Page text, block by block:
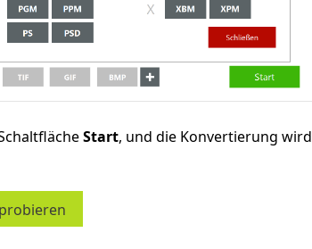
Start, und die Konvertierung wird